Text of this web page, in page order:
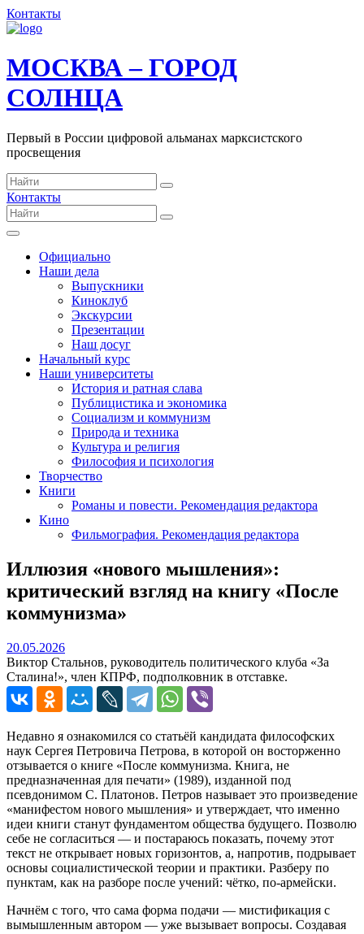
Контакты
МОСКВА – ГОРОД
СОЛНЦА
Первый в России цифровой альманах марксистского
просвещения
Контакты
Официально
Наши дела
Выпускники
Киноклуб
Экскурсии
Презентации
Наш досуг
Начальный курс
Наши университеты
История и ратная слава
Публицистика и экономика
Социализм и коммунизм
Природа и техника
Культура и религия
Философия и психология
Творчество
Книги
Романы и повести. Рекомендация редактора
Кино
Фильмография. Рекомендация редактора
Иллюзия «нового мышления»:
критический взгляд на книгу «После
коммунизма»
20.05.202620.05.2026
Виктор Стальнов, руководитель политического клуба «За
Сталина!», член КПРФ, подполковник в отставке.
Недавно я ознакомился со статьёй кандидата философских
наук Сергея Петровича Петрова, в которой он восторженно
отзывается о книге «После коммунизма. Книга, не
предназначенная для печати» (1989), изданной под
псевдонимом С. Платонов. Петров называет это произведение
«манифестом нового мышления» и утверждает, что именно
идеи книги станут фундаментом общества будущего. Позволю
себе не согласиться — и постараюсь показать, почему этот
текст не открывает новых горизонтов, а, напротив, подрывает
основы социалистической теории и практики. Разберу по
пунктам, как на разборе после учений: чётко, по‑армейски.
Начнём с того, что сама форма подачи — мистификация с
вымышленным автором — уже вызывает вопросы. Создавая